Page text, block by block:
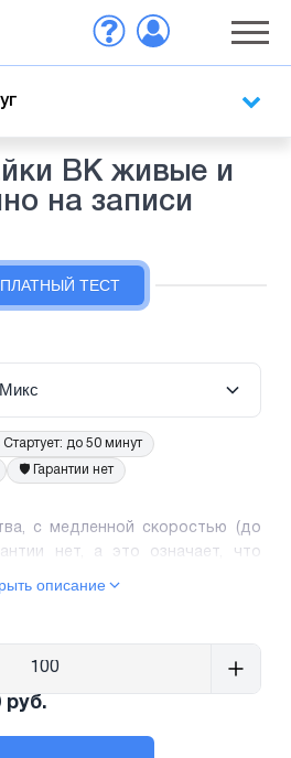
ВК живые и
на записи
ТЕСТ
Микс
Стартует: до 50 минут
🛡️ Гарантии нет
с медленной скоростью (до
нет, а это означает, что
Лайки оставляют
описание
руб.